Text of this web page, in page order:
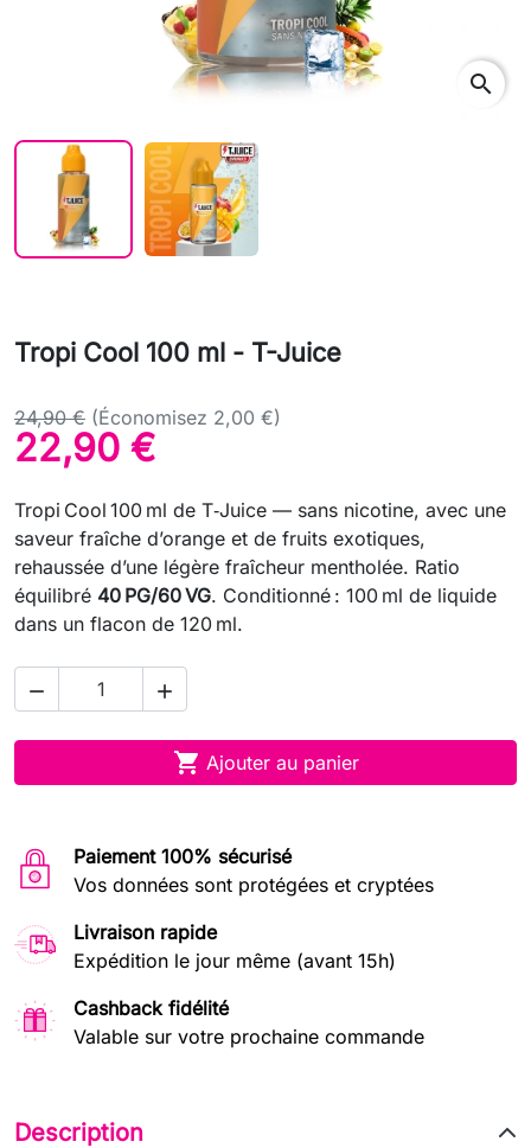
search
Tropi Cool 100 ml - T-Juice
24,90 € (Économisez 2,00 €)
22,90 €
Tropi Cool 100 ml de T‑Juice — sans nicotine, avec une
saveur fraîche d’orange et de fruits exotiques,
rehaussée d’une légère fraîcheur mentholée. Ratio
équilibré 40 PG/60 VG. Conditionné : 100 ml de liquide
dans un flacon de 120 ml.
 
 Ajouter au panier
Paiement 100% sécurisé
Vos données sont protégées et cryptées
Livraison rapide
Expédition le jour même (avant 15h)
Cashback fidélité
Valable sur votre prochaine commande
Description